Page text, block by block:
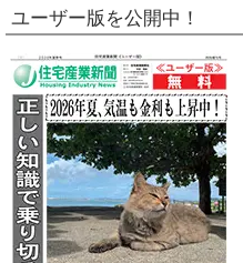
ユーザー版を公開中！